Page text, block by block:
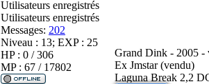
Utilisateurs enregistrés
Utilisateurs enregistrés
Messages: 202
Niveau : 13; EXP : 25
HP : 0 / 306
MP : 67 / 17802
Grand Dink - 2005 -
Ex Jmstar (vendu)
Laguna Break 2,2